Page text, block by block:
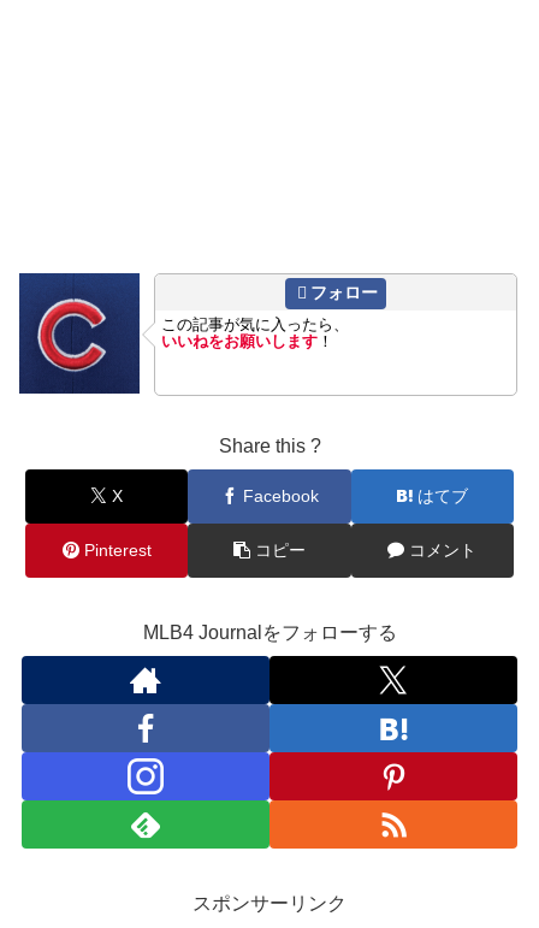
フォロー
この記事が気に入ったら、
いいねをお願いします ！
Share this ?
X Facebook はてブ
Pinterest コピー コメント
MLB4 Journalをフォローする
スポンサーリンク